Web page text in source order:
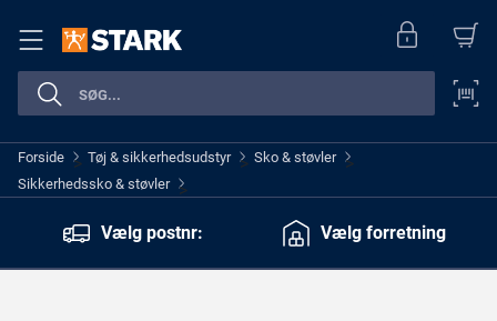
Forside > Tøj & sikkerhedsudstyr > Sko & støvler >
Sikkerhedssko & støvler >
Vælg postnr:
Vælg forretning